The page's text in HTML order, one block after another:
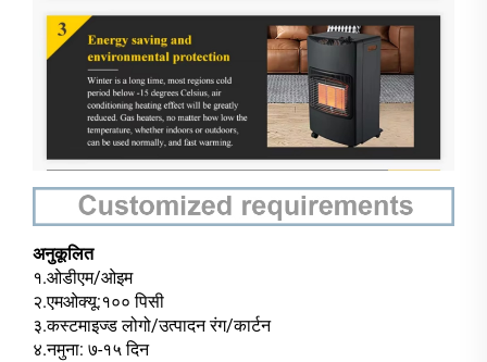
अनुकूलित
१.ओडीएम/ओइम
२.एमओक्यू:१०० पिसी
३.कस्टमाइज्ड लोगो/उत्पादन रंग/कार्टन
४.नमुना: ७-१५ दिन